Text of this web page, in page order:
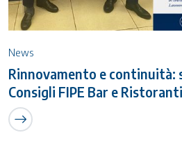
News
Rinnovamento e continuità:
Consigli FIPE Bar e